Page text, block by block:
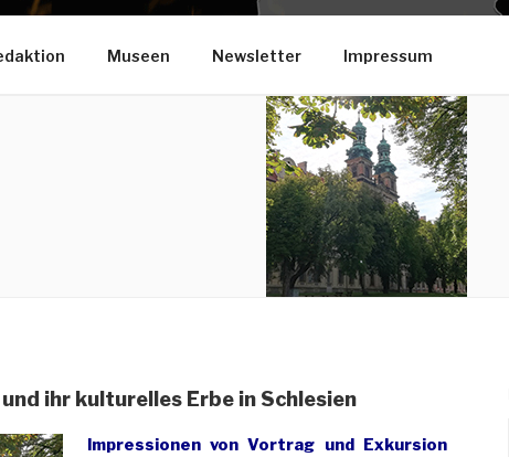
Museen Newsletter Impressum
ihr kulturelles Erbe in Schlesien
Impressionen von Vortrag und Exkursion